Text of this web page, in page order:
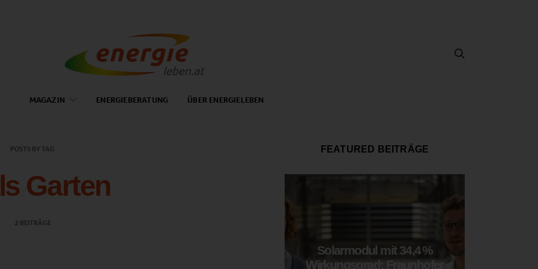
MAGAZIN ENERGIEBERATUNG ÜBER ENERGIELEBEN
POSTS BY TAG
Garten
2 BEITRÄGE
FEATURED BEITRÄGE
Solarmodul mit 34,4 %
Wirkungsgrad: Fraunhofer